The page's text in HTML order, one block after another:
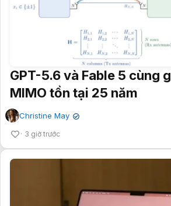
GPT-5.6 và Fable 5 cùng
MIMO tồn tại 25 năm
Christine May ✔
3 giờ trước